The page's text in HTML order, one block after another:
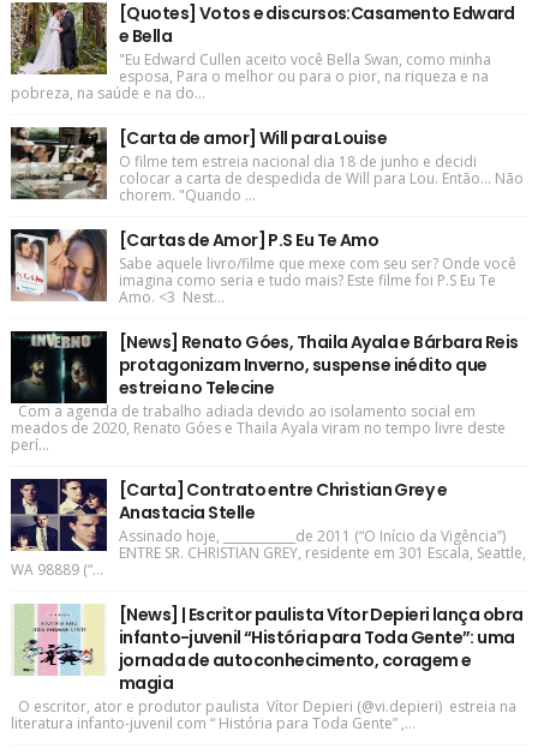
[Quotes] Votos e discursos:Casamento Edward
e Bella
"Eu Edward Cullen aceito você Bella Swan, como minha
esposa, Para o melhor ou para o pior, na riqueza e na
pobreza, na saúde e na do...
[Carta de amor] Will para Louise
O filme tem estreia nacional dia 18 de junho e decidi
colocar a carta de despedida de Will para Lou. Então... Não
chorem. "Quando ...
[Cartas de Amor] P.S Eu Te Amo
Sabe aquele livro/filme que mexe com seu ser? Onde você
imagina como seria e tudo mais? Este filme foi P.S Eu Te
Amo. <3 Nest...
[News] Renato Góes, Thaila Ayala e Bárbara Reis
protagonizam Inverno, suspense inédito que
estreia no Telecine
Com a agenda de trabalho adiada devido ao isolamento social em
meados de 2020, Renato Góes e Thaila Ayala viram no tempo livre deste
perí...
[Carta] Contrato entre Christian Grey e
Anastacia Stelle
Assinado hoje, ____________de 2011 (“O Início da Vigência”)
ENTRE SR. CHRISTIAN GREY, residente em 301 Escala, Seattle,
WA 98889 (“...
[News] | Escritor paulista Vítor Depieri lança obra
infanto-juvenil “História para Toda Gente”: uma
jornada de autoconhecimento, coragem e
magia
O escritor, ator e produtor paulista Vítor Depieri (@vi.depieri) estreia na
literatura infanto-juvenil com “ História para Toda Gente” ,...